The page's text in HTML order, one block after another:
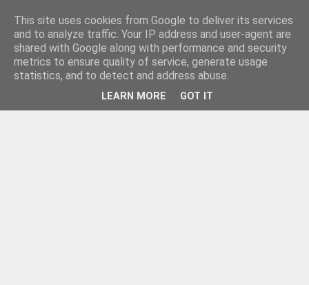
This site uses cookies from Google to deliver its services
and to analyze traffic. Your IP address and user-agent are
shared with Google along with performance and security
metrics to ensure quality of service, generate usage
statistics, and to detect and address abuse.
LEARN MORE GOT IT